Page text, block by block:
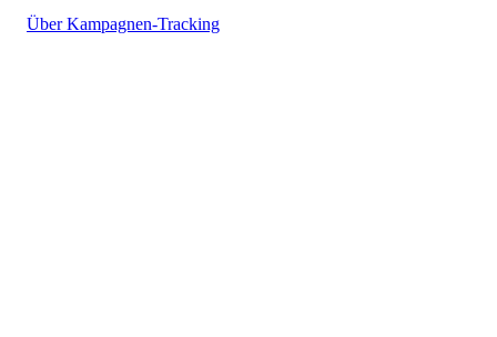
Über Kampagnen-Tracking